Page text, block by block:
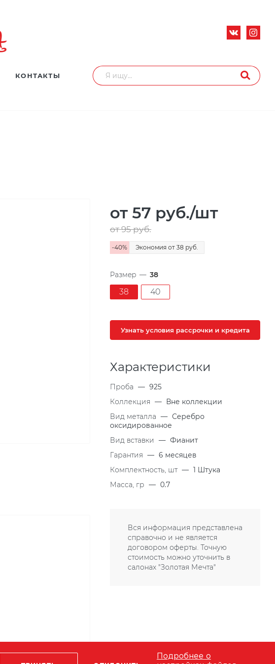
КОНТАКТЫ
от 57 руб./шт
от 95руб.
-40% Экономия от 38 руб.
Размер — 38
38 40
Узнать условия рассрочки и кредита
Характеристики
Проба — 925
Коллекция — Вне коллекции
Вид металла — Серебро
оксидированное
Вид вставки
— Фианит
Гарантия — 6 месяцев
Комплектность, шт — 1 Штука
Масса, гр — 0.7
Вся информация представлена
справочно и не является
договором оферты. Точную
стоимость можно уточнить в
салонах "Золотая Мечта"
Подробнее о